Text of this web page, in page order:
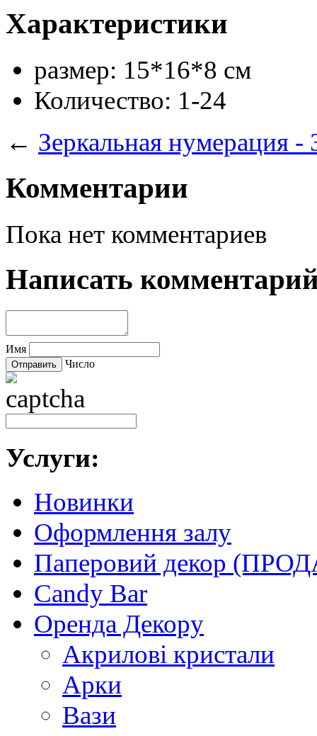
Характеристики
размер: 15*16*8 см
Количество: 1-24
← Зеркальная нумерация
Комментарии
Пока нет комментариев
Написать
Имя
Число
Услуги:
Новинки
Оформлення залу
Паперовий декор
Candy Bar
Оренда Декору
Акриловi кристали
Арки
Вази